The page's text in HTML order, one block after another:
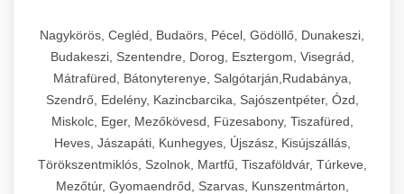
Nagykörös, Cegléd, Budaörs, Pécel, Gödöllő, Dunakeszi,
Budakeszi, Szentendre, Dorog, Esztergom, Visegrád,
Mátrafüred, Bátonyterenye, Salgótarján,Rudabánya,
Szendrő, Edelény, Kazincbarcika, Sajószentpéter, Ózd,
Miskolc, Eger, Mezőkövesd, Füzesabony, Tiszafüred,
Heves, Jászapáti, Kunhegyes, Újszász, Kisújszállás,
Törökszentmiklós, Szolnok, Martfű, Tiszaföldvár, Túrkeve,
Mezőtúr, Gyomaendrőd, Szarvas, Kunszentmárton,